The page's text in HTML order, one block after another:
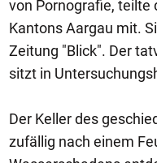
von Pornografie,
Kantons Aargau mit.
Zeitung "Blick". Der
sitzt in
Der Keller des
zufällig nach einem